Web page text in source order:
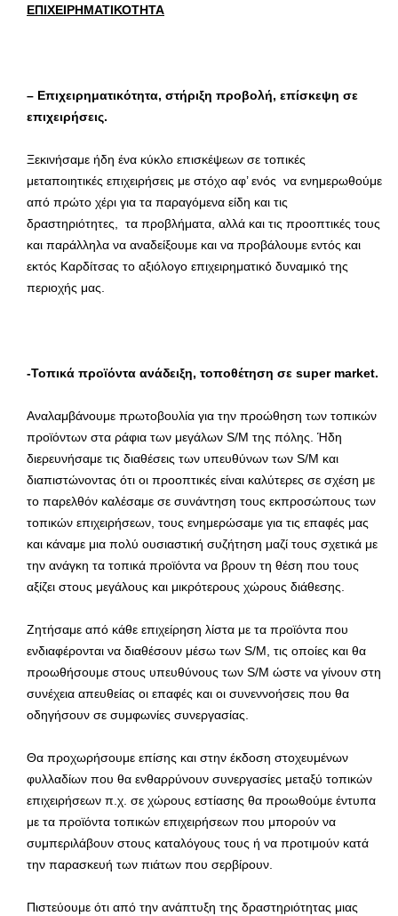
ΕΠΙΧΕΙΡΗΜΑΤΙΚΟΤΗΤΑ
– Επιχειρηματικότητα, στήριξη προβολή, επίσκεψη σε
επιχειρήσεις.
Ξεκινήσαμε ήδη ένα κύκλο επισκέψεων σε τοπικές
μεταποιητικές επιχειρήσεις με στόχο αφ’ ενός να ενημερωθούμε
από πρώτο χέρι για τα παραγόμενα είδη και τις
δραστηριότητες, τα προβλήματα, αλλά και τις προοπτικές τους
και παράλληλα να αναδείξουμε και να προβάλουμε εντός και
εκτός Καρδίτσας το αξιόλογο επιχειρηματικό δυναμικό της
περιοχής μας.
-Τοπικά προϊόντα ανάδειξη, τοποθέτηση σε super market.
Αναλαμβάνουμε πρωτοβουλία για την προώθηση των τοπικών
προϊόντων στα ράφια των μεγάλων S/M της πόλης. Ήδη
διερευνήσαμε τις διαθέσεις των υπευθύνων των S/M και
διαπιστώνοντας ότι οι προοπτικές είναι καλύτερες σε σχέση με
το παρελθόν καλέσαμε σε συνάντηση τους εκπροσώπους των
τοπικών επιχειρήσεων, τους ενημερώσαμε για τις επαφές μας
και κάναμε μια πολύ ουσιαστική συζήτηση μαζί τους σχετικά με
την ανάγκη τα τοπικά προϊόντα να βρουν τη θέση που τους
αξίζει στους μεγάλους και μικρότερους χώρους διάθεσης.
Ζητήσαμε από κάθε επιχείρηση λίστα με τα προϊόντα που
ενδιαφέρονται να διαθέσουν μέσω των S/M, τις οποίες και θα
προωθήσουμε στους υπευθύνους των S/M ώστε να γίνουν στη
συνέχεια απευθείας οι επαφές και οι συνεννοήσεις που θα
οδηγήσουν σε συμφωνίες συνεργασίας.
Θα προχωρήσουμε επίσης και στην έκδοση στοχευμένων
φυλλαδίων που θα ενθαρρύνουν συνεργασίες μεταξύ τοπικών
επιχειρήσεων π.χ. σε χώρους εστίασης θα προωθούμε έντυπα
με τα προϊόντα τοπικών επιχειρήσεων που μπορούν να
συμπεριλάβουν στους καταλόγους τους ή να προτιμούν κατά
την παρασκευή των πιάτων που σερβίρουν.
Πιστεύουμε ότι από την ανάπτυξη της δραστηριότητας μιας